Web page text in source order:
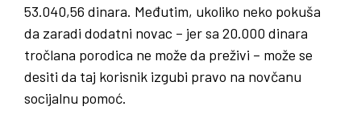
53.040,56 dinara. Međutim, ukoliko neko pokuša
da zaradi dodatni novac – jer sa 20.000 dinara
tročlana porodica ne može da preživi – može se
desiti da taj korisnik izgubi pravo na novčanu
socijalnu pomoć.